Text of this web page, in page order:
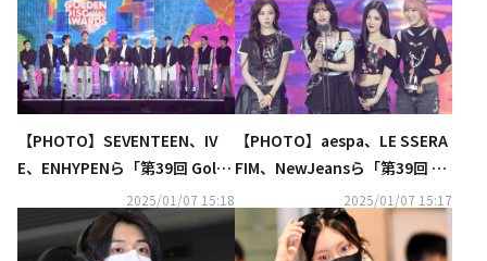
【PHOTO】SEVENTEEN、IV
E、ENHYPENら「第39回 Golde
n Disc Awards」2日目に登場
2025/01/07 15:18
【PHOTO】aespa、LE SSERA
FIM、NewJeansら「第39回 Go
lden Disc Awards」1日目に登
2025/01/07 15:17